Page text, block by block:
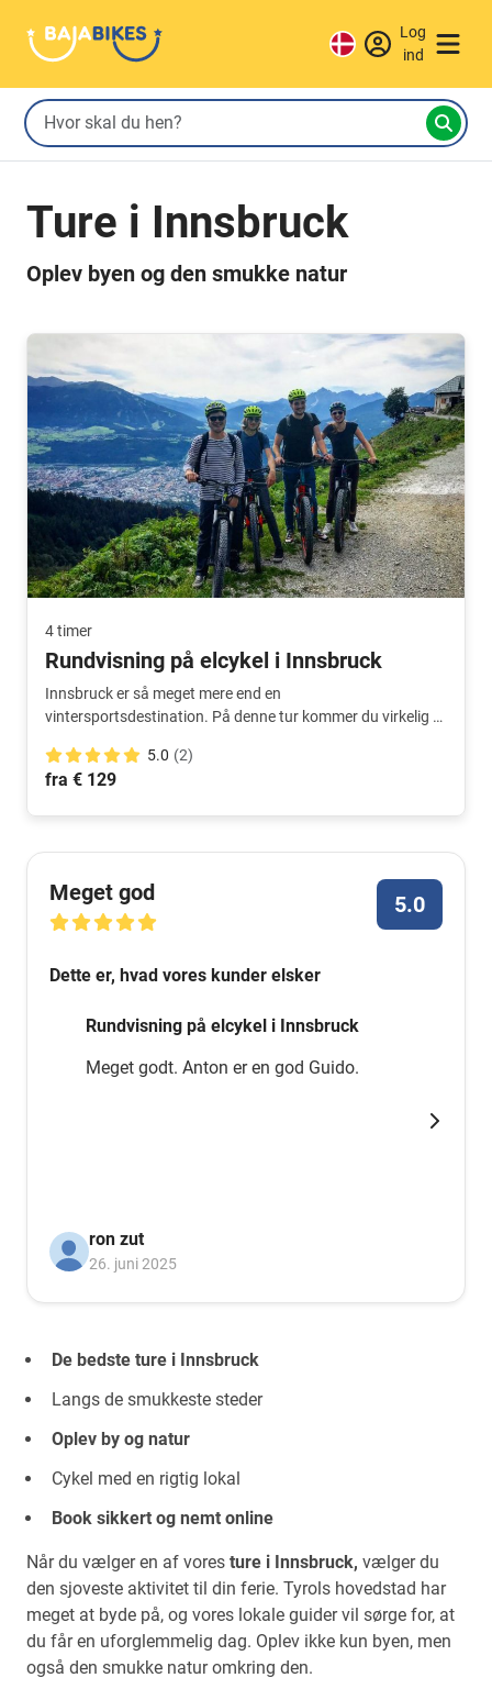
Log
ind
Ture i Innsbruck
Oplev byen og den smukke natur
4 timer
Rundvisning på elcykel i Innsbruck
Innsbruck er så meget mere end en
vintersportsdestination. På denne tur kommer du virkelig til
Guiden er en ægte lokal og ved, hvordan han skal vise dig
de smukkeste steder.
5.0 (2)
fra € 129
Meget god 5.0
Dette er, hvad vores kunder elsker
Rundvisning på elcykel i Innsbruck
Meget godt. Anton er en god Guido.
ron zut
26. juni 2025
De bedste ture i Innsbruck
Langs de smukkeste steder
Oplev by og natur
Cykel med en rigtig lokal
Book sikkert og nemt online
Når du vælger en af vores ture i Innsbruck, vælger du
den sjoveste aktivitet til din ferie. Tyrols hovedstad har
meget at byde på, og vores lokale guider vil sørge for, at
du får en uforglemmelig dag. Oplev ikke kun byen, men
også den smukke natur omkring den.